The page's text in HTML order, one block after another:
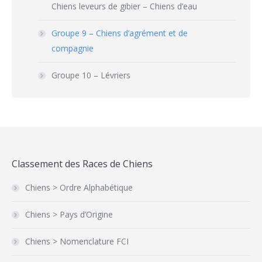
Chiens leveurs de gibier – Chiens d’eau
Groupe 9 – Chiens d’agrément et de
compagnie
Groupe 10 – Lévriers
Classement des Races de Chiens
Chiens > Ordre Alphabétique
Chiens > Pays d’Origine
Chiens > Nomenclature FCI